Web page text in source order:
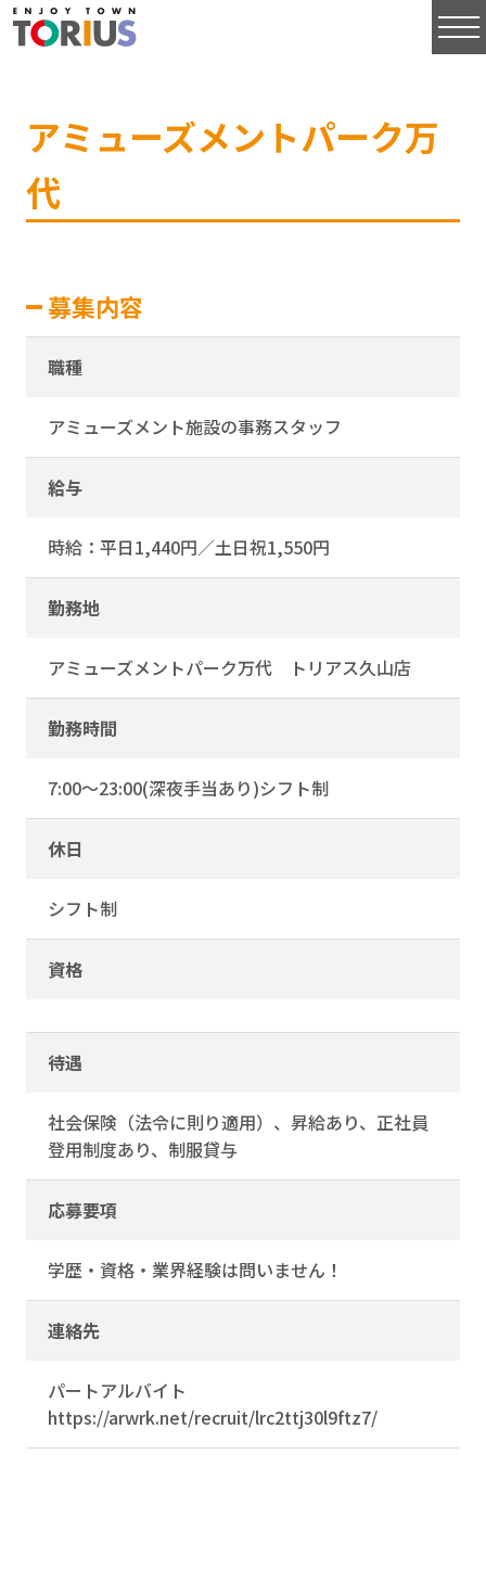
アミューズメントパーク万
代
募集内容
職種
アミューズメント施設の事務スタッフ
給与
時給：平日1,440円／土日祝1,550円
勤務地
アミューズメントパーク万代 トリアス久山店
勤務時間
7:00～23:00(深夜手当あり)シフト制
休日
シフト制
資格
待遇
社会保険（法令に則り適用）、昇給あり、正社員
登用制度あり、制服貸与
応募要項
学歴・資格・業界経験は問いません！
連絡先
パートアルバイト
https://arwrk.net/recruit/lrc2ttj30l9ftz7/